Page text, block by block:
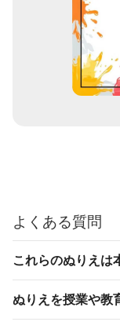
よくある質問
これらのぬりえは
ぬりえを授業や教